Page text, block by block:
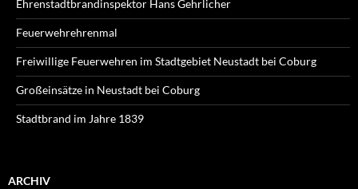
Ehrenstadtbrandinspektor Hans Gehrlicher
Feuerwehrehrenmal
Freiwillige Feuerwehren im Stadtgebiet Neustadt bei Coburg
Großeinsätze in Neustadt bei Coburg
Stadtbrand im Jahre 1839
ARCHIV